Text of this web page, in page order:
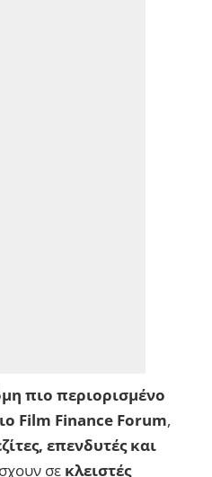
πιο περιορισμένο
Film Finance Forum,
επενδυτές και
σε κλειστές